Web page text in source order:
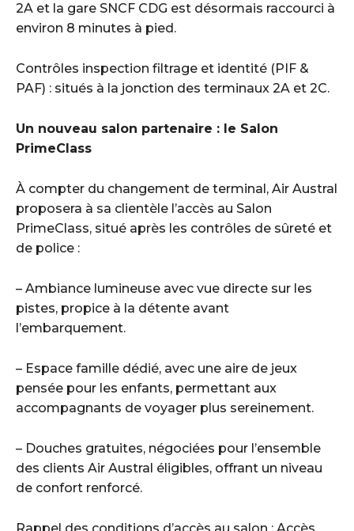
2A et la gare SNCF CDG est désormais raccourci à
environ 8 minutes à pied.
Contrôles inspection filtrage et identité (PIF &
PAF) : situés à la jonction des terminaux 2A et 2C.
Un nouveau salon partenaire : le Salon
PrimeClass
À compter du changement de terminal, Air Austral
proposera à sa clientèle l’accès au Salon
PrimeClass, situé après les contrôles de sûreté et
de police :
– Ambiance lumineuse avec vue directe sur les
pistes, propice à la détente avant
l’embarquement.
– Espace famille dédié, avec une aire de jeux
pensée pour les enfants, permettant aux
accompagnants de voyager plus sereinement.
– Douches gratuites, négociées pour l’ensemble
des clients Air Austral éligibles, offrant un niveau
de confort renforcé.